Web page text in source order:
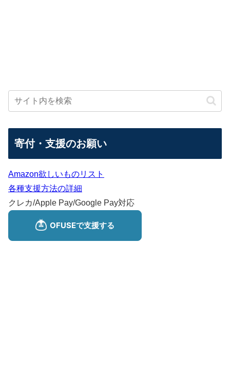
寄付・支援のお願い
Amazon欲しいものリスト
各種支援方法の詳細
クレカ/Apple Pay/Google Pay対応